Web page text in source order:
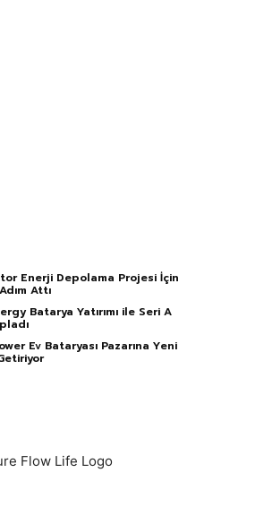
Enerji Depolama Projesi İçin
Attı
Batarya Yatırımı ile Seri A
Ev Bataryası Pazarına Yeni